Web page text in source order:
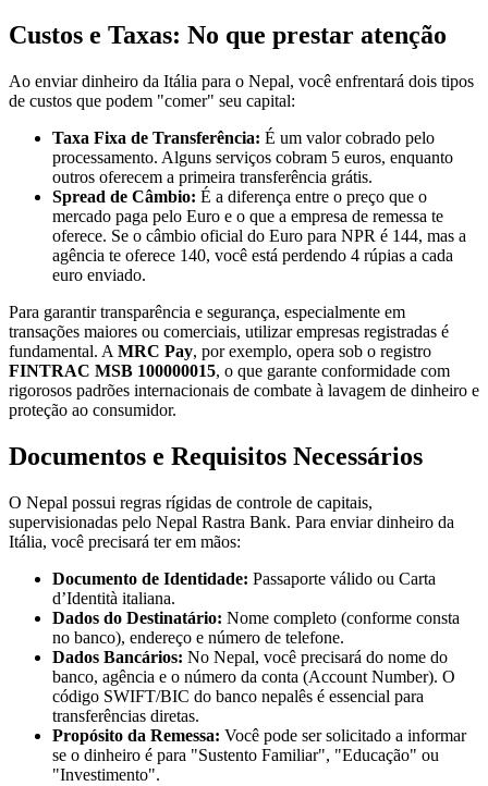
Custos e Taxas: No que prestar atenção
Ao enviar dinheiro da Itália para o Nepal, você enfrentará dois tipos
de custos que podem "comer" seu capital:
Taxa Fixa de Transferência: É um valor cobrado pelo
processamento. Alguns serviços cobram 5 euros, enquanto
outros oferecem a primeira transferência grátis.
Spread de Câmbio: É a diferença entre o preço que o
mercado paga pelo Euro e o que a empresa de remessa te
oferece. Se o câmbio oficial do Euro para NPR é 144, mas a
agência te oferece 140, você está perdendo 4 rúpias a cada
euro enviado.
Para garantir transparência e segurança, especialmente em
transações maiores ou comerciais, utilizar empresas registradas é
fundamental. A MRC Pay, por exemplo, opera sob o registro
FINTRAC MSB 100000015, o que garante conformidade com
rigorosos padrões internacionais de combate à lavagem de dinheiro e
proteção ao consumidor.
Documentos e Requisitos Necessários
O Nepal possui regras rígidas de controle de capitais,
supervisionadas pelo Nepal Rastra Bank. Para enviar dinheiro da
Itália, você precisará ter em mãos:
Documento de Identidade: Passaporte válido ou Carta
d’Identità italiana.
Dados do Destinatário: Nome completo (conforme consta
no banco), endereço e número de telefone.
Dados Bancários: No Nepal, você precisará do nome do
banco, agência e o número da conta (Account Number). O
código SWIFT/BIC do banco nepalês é essencial para
transferências diretas.
Propósito da Remessa: Você pode ser solicitado a informar
se o dinheiro é para "Sustento Familiar", "Educação" ou
"Investimento".